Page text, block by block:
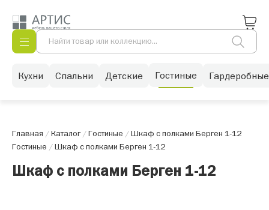
Кухни Спальни Детские Гостиные Гардеробные
Главная /Каталог/Гостиные /Шкаф с полками Берген 1-12
Гостиные /Шкаф с полками Берген 1-12
Шкаф с полками Берген 1-12